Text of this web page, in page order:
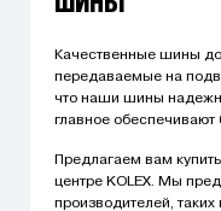
Качественные шины
передаваемые на
что наши шины
главное обеспечивают
Предлагаем вам
центре KOLEX. Мы
производителей,